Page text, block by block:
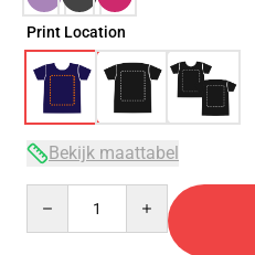
Print Location
Bekijk maattabel